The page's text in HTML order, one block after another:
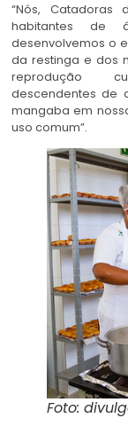
“Nós, Catadoras
habitantes de
desenvolvemos o
da restinga e dos
reprodução
descendentes de
mangaba em
uso comum”.
Foto: